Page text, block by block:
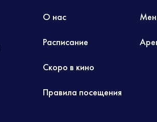
О нас
Расписание
Скоро в кино
Правила посещения